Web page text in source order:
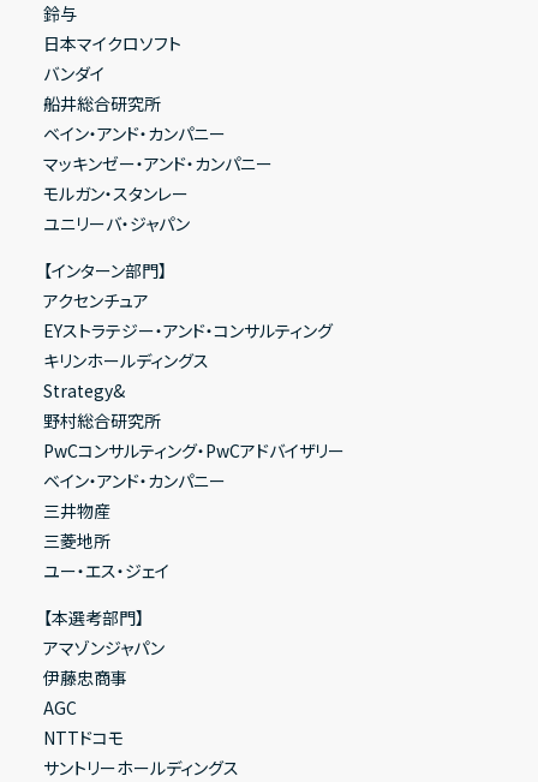
鈴与
日本マイクロソフト
バンダイ
船井総合研究所
ベイン・アンド・カンパニー
マッキンゼー・アンド・カンパニー
モルガン・スタンレー
ユニリーバ・ジャパン
【インターン部門】
アクセンチュア
EYストラテジー・アンド・コンサルティング
キリンホールディングス
Strategy&
野村総合研究所
PwCコンサルティング・PwCアドバイザリー
ベイン・アンド・カンパニー
三井物産
三菱地所
ユー・エス・ジェイ
【本選考部門】
アマゾンジャパン
伊藤忠商事
AGC
NTTドコモ
サントリーホールディングス